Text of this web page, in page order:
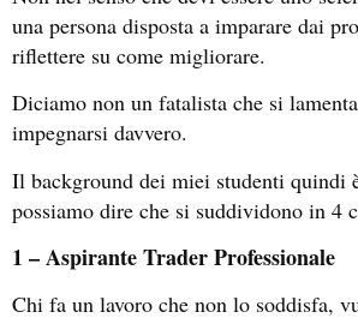
una persona disposta a imparare dai
riflettere su come migliorare.
Diciamo non un fatalista che si
impegnarsi davvero.
Il background dei miei studenti quindi
possiamo dire che si suddividono in 4
1 – Aspirante Trader Professionale
Chi fa un lavoro che non lo soddisfa,